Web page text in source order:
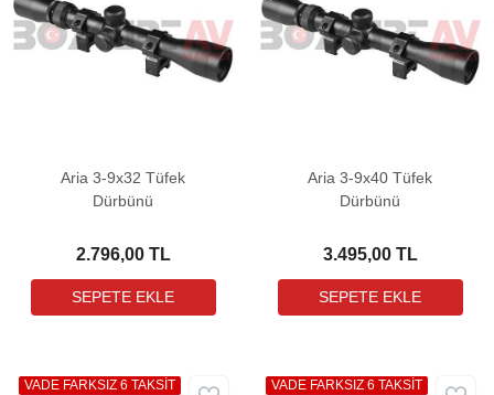
Aria 3-9x32 Tüfek
Dürbünü
2.796,00 TL
Aria 3-9x40 Tüfek
Dürbünü
3.495,00 TL
VADE FARKSIZ 6 TAKSİT VADE FARKSIZ 6 TAKSİT